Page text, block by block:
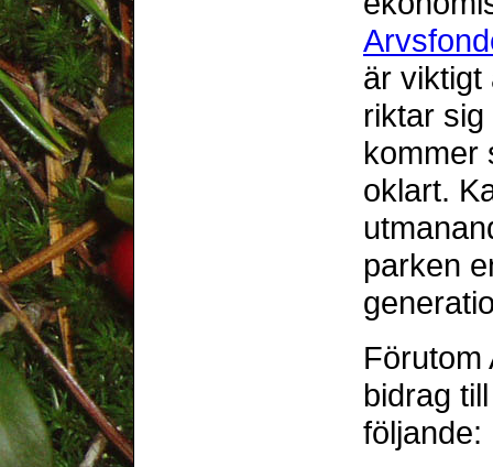
är viktigt
riktar
kommer
oklart.
parken
Förutom
bidrag
följande: